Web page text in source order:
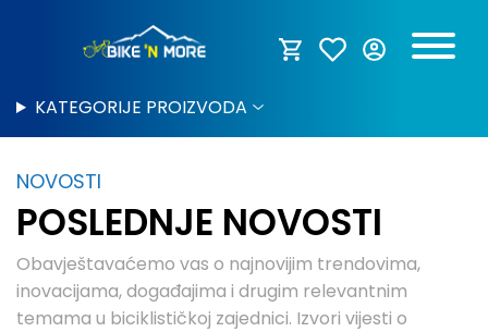
KATEGORIJE PROIZVODA
NOVOSTI
POSLEDNJE NOVOSTI
Obavještavaćemo vas o najnovijim trendovima,
inovacijama, događajima i drugim relevantnim
temama u biciklističkoj zajednici. Izvori vijesti o